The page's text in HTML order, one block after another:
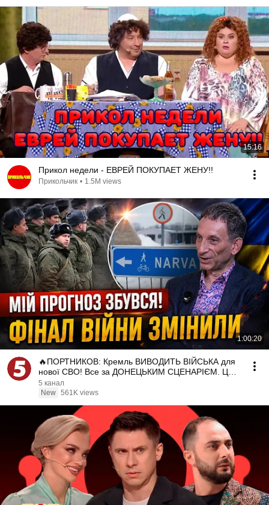
15:16
Прикол недели - ЕВРЕЙ ПОКУПАЕТ ЖЕНУ!!
Прикольчик • 1.5M views
1:00:20
🔥ПОРТНИКОВ: Кремль ВИВОДИТЬ ВІЙСЬКА для
нової СВО! Все за ДОНЕЦЬКИМ СЦЕНАРІЄМ. Це
шанс для УКРАЇНИ
5 канал
New 561K views